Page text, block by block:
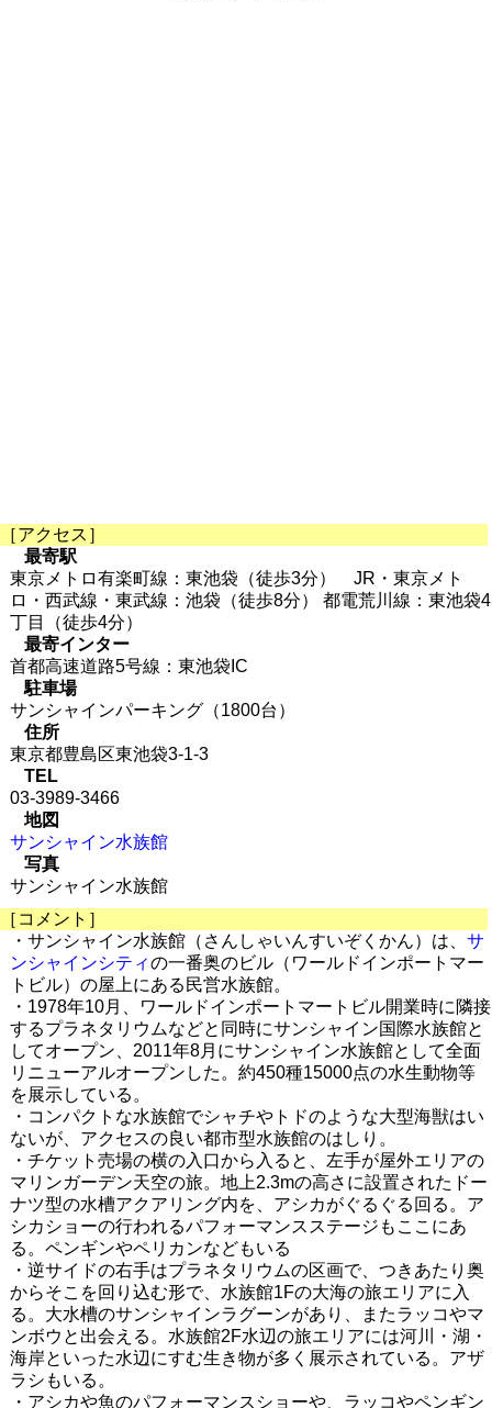
［アクセス］
最寄駅
東京メトロ有楽町線：東池袋（徒歩3分） JR・東京メト
ロ・西武線・東武線：池袋（徒歩8分） 都電荒川線：東池袋4
丁目（徒歩4分）
最寄インター
首都高速道路5号線：東池袋IC
駐車場
サンシャインパーキング（1800台）
住所
東京都豊島区東池袋3-1-3
TEL
03-3989-3466
地図
サンシャイン水族館
写真
サンシャイン水族館
［コメント］
・サンシャイン水族館（さんしゃいんすいぞくかん）は、 サ
ンシャインシティの一番奥のビル（ワールドインポートマー
トビル）の屋上にある民営水族館。
・1978年10月、ワールドインポートマートビル開業時に隣接
するプラネタリウムなどと同時にサンシャイン国際水族館と
してオープン、2011年8月にサンシャイン水族館として全面
リニューアルオープンした。約450種15000点の水生動物等
を展示している。
・コンパクトな水族館でシャチやトドのような大型海獣はい
ないが、アクセスの良い都市型水族館のはしり。
・チケット売場の横の入口から入ると、左手が屋外エリアの
マリンガーデン天空の旅。地上2.3mの高さに設置されたドー
ナツ型の水槽アクアリング内を、アシカがぐるぐる回る。ア
シカショーの行われるパフォーマンスステージもここにあ
る。ペンギンやペリカンなどもいる
・逆サイドの右手はプラネタリウムの区画で、つきあたり奥
からそこを回り込む形で、水族館1Fの大海の旅エリアに入
る。大水槽のサンシャインラグーンがあり、またラッコやマ
ンボウと出会える。水族館2F水辺の旅エリアには河川・湖・
海岸といった水辺にすむ生き物が多く展示されている。アザ
ラシもいる。
・アシカや魚のパフォーマンスショーや、ラッコやペンギン